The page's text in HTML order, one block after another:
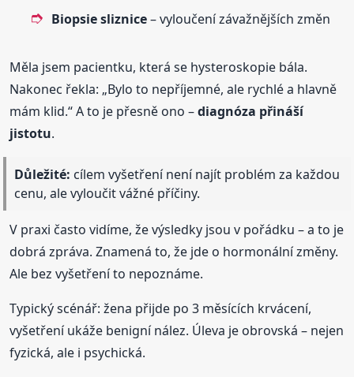
Biopsie sliznice– vyloučení závažnějších změn
Měla jsem pacientku, která se hysteroskopie bála.
Nakonec řekla: „Bylo to nepříjemné, ale rychlé a hlavně
mám klid.“ A to je přesně ono –diagnóza přináší
jistotu.
Důležité: cílem vyšetření není najít problém za každou
cenu, ale vyloučit vážné příčiny.
V praxi často vidíme, že výsledky jsou v pořádku – a to je
dobrá zpráva. Znamená to, že jde o hormonální změny.
Ale bez vyšetření to nepoznáme.
Typický scénář: žena přijde po 3 měsících krvácení,
vyšetření ukáže benigní nález. Úleva je obrovská – nejen
fyzická, ale i psychická.